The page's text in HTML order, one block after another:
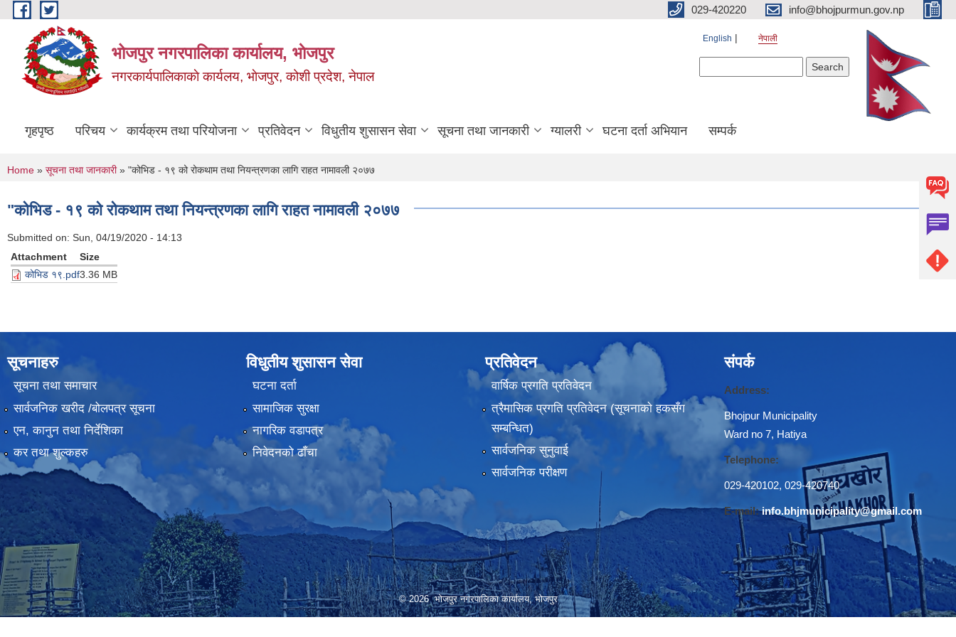
Skip to main content 029-420220 info@bhojpurmun.gov.np
भोजपुर नगरपालिका कार्यालय, भाेजपुर
नगरकार्यपालिकाकाे कार्यलय, भाेजपुर, कोशी प्रदेश, नेपाल
English नेपाली
गृहपृष्ठ परिचय कार्यक्रम तथा परियोजना प्रतिवेदन विधुतीय शुसासन सेवा सूचना तथा जानकारी ग्यालरी घटना दर्ता अभियान सम्पर्क
You are here
Home » सूचना तथा जानकारी» "कोभिड - १९ को रोकथाम तथा नियन्त्रणका लागि राहत नामावली २०७७
"कोभिड - १९ को रोकथाम तथा नियन्त्रणका लागि राहत नामावली २०७७
Submitted on: Sun, 04/19/2020 - 14:13
Attachment
Size
कोभिड १९.pdf3.36 MB
सूचनाहरु
सूचना तथा समाचार
सार्वजनिक खरीद /बोलपत्र सूचना
एन, कानुन तथा निर्देशिका
कर तथा शुल्कहरु
विधुतीय शुसासन सेवा
घटना दर्ता
सामाजिक सुरक्षा
नागरिक वडापत्र
निवेदनको ढाँचा
प्रतिवेदन
वार्षिक प्रगति प्रतिवेदन
त्रैमासिक प्रगति प्रतिवेदन (सूचनाकाे हकसँग
सम्बन्धित)
सार्वजनिक सुनुवाई
सार्वजनिक परीक्षण
संपर्क
Address:
Bhojpur Municipality
Ward no 7, Hatiya
Telephone:
029-420102, 029-420740
E-mail:info.bhjmunicipality@gmail.com
© 2026 भोजपुर नगरपालिका कार्यालय, भाेजपुर